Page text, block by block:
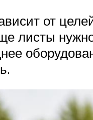
от
листы